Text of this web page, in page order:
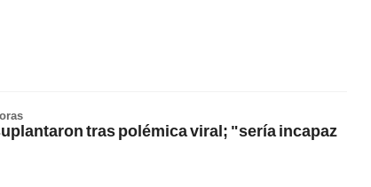
tras polémica viral; "sería incapaz